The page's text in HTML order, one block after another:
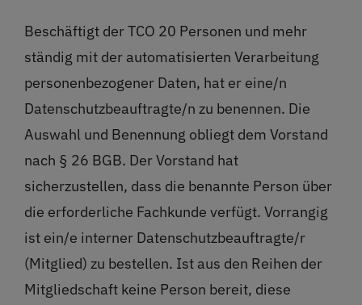
Beschäftigt der TCO 20 Personen und mehr
ständig mit der automatisierten Verarbeitung
personenbezogener Daten, hat er eine/n
Datenschutzbeauftragte/n zu benennen. Die
Auswahl und Benennung obliegt dem Vorstand
nach § 26 BGB. Der Vorstand hat
sicherzustellen, dass die benannte Person über
die erforderliche Fachkunde verfügt. Vorrangig
ist ein/e interner Datenschutzbeauftragte/r
(Mitglied) zu bestellen. Ist aus den Reihen der
Mitgliedschaft keine Person bereit, diese